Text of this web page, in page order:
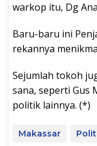
warkop itu, Dg
Baru-baru ini
rekannya
Sejumlah tokoh
sana, seperti Gus
politik lainnya. (*)
Makassar